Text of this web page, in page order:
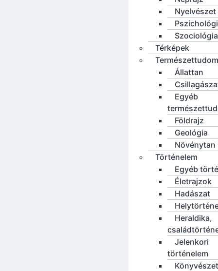
Nyelvészet
Szociológia
Térképek
Állattan
Egyéb
Földrajz
Geológia
Növénytan
Történelem
Egyéb
Életrajzok
Hadászat
Heraldika,
Jelenkori
történelem
Könyvészet